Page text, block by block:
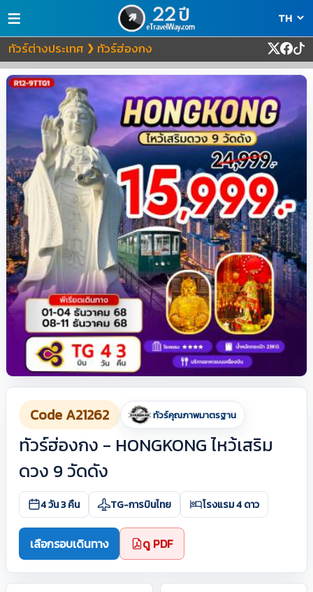
≡
ทัวร์ต่างประเทศ ❯ ทัวร์ฮ่องกง
Code A21262 ทัวร์คุณภาพมาตรฐาน
ทัวร์ฮ่องกง - HONGKONG ไหว้เสริม
ดวง 9 วัดดัง
4 วัน 3 คืน TG-การบินไทย โรงแรม 4 ดาว
เลือกรอบเดินทาง ดู PDF